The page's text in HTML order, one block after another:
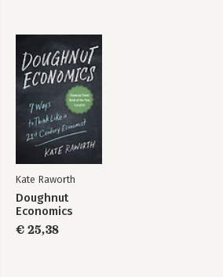
Formule X
Bekijk alle boeken
Kate Raworth
Doughnut
Economics
€ 25,38